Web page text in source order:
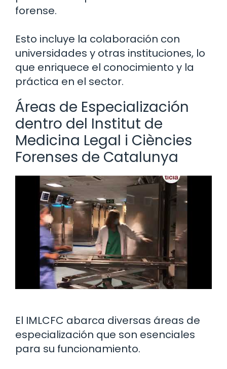
forense.
Esto incluye la colaboración con
universidades y otras instituciones, lo
que enriquece el conocimiento y la
práctica en el sector.
Áreas de Especialización
dentro del Institut de
Medicina Legal i Ciències
Forenses de Catalunya
El IMLCFC abarca diversas áreas de
especialización que son esenciales
para su funcionamiento.